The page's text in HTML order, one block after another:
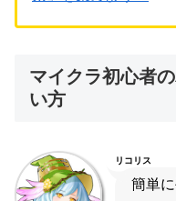
マイクラ初心者
い方
リコリス
簡単に